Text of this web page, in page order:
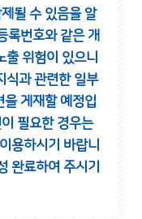
될 수 있음을 알
록번호와 같은 개
출 위험이 있으니
식과 관련한 일부
을 게재할 예정입
필요한 경우는
용하시기 바랍니
완료하여 주시기